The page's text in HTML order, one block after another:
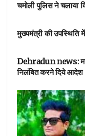
चमोली पुलिस ने चलाया
मुख्यमंत्री की उपस्थिति
Dehradun news:
निलंबित करने दिये आदेश